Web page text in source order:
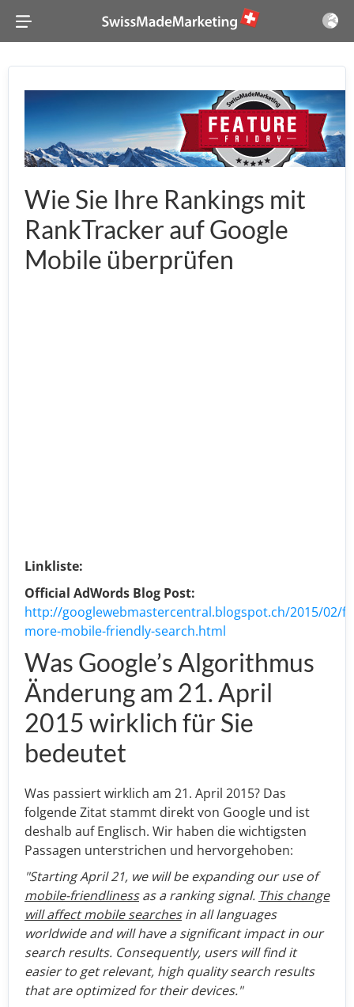
Wie Sie Ihre Rankings mit
RankTracker auf Google
Mobile überprüfen
Linkliste:
Official AdWords Blog Post:
http://googlewebmastercentral.blogspot.ch/2015/02/
more-mobile-friendly-search.html
Was Google’s Algorithmus
Änderung am 21. April
2015 wirklich für Sie
bedeutet
Was passiert wirklich am 21. April 2015? Das
folgende Zitat stammt direkt von Google und ist
deshalb auf Englisch. Wir haben die wichtigsten
Passagen unterstrichen und hervorgehoben:
"Starting April 21, we will be expanding our use of
mobile-friendlinessas a ranking signal. This change
will affect mobile searchesin all languages
worldwide and will have a significant impact in our
search results. Consequently, users will find it
easier to get relevant, high quality search results
that are optimized for their devices."